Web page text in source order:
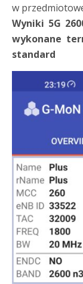
w
Wyniki 5G
wykonane
standard